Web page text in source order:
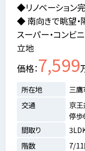
◆リノベーション
◆ 南向きで眺望・
スーパー・コンビ
立地
価格 7,599
所在地
三鷹
交通
京王
停歩
間取り
階数
7/